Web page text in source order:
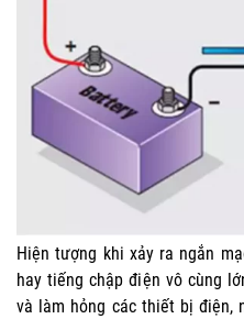
Hiện tượng khi xảy ra ngắn
hay tiếng chập điện vô cùng
và làm hỏng các thiết bị điện,